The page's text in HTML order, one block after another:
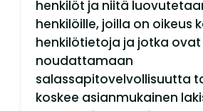
henkilöt ja niitä
henkilöille, joilla on oikeus
henkilötietoja ja jotka
noudattamaan
salassapitovelvollisuutta
koskee asianmukainen